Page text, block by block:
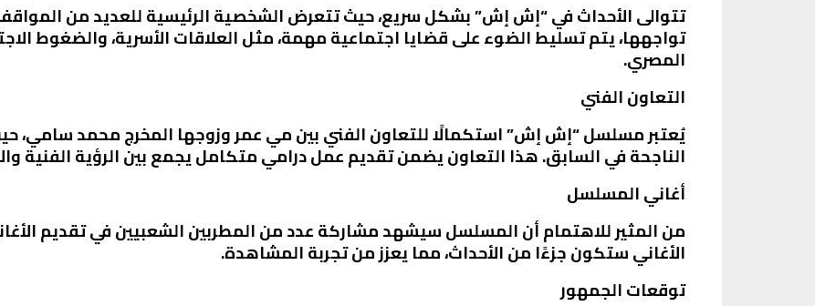
تتوالى الأحداث في “إش إش” بشكل سريع، حيث تتعرض الشخصية الرئيسية للعديد من
تواجهها، يتم تسليط الضوء على قضايا اجتماعية مهمة، مثل العلاقات الأسرية، والضغوط
المصري.
التعاون الفني
يُعتبر مسلسل “إش إش” استكمالًا للتعاون الفني بين مي عمر وزوجها المخرج محمد سامي،
الناجحة في السابق. هذا التعاون يضمن تقديم عمل درامي متكامل يجمع بين الرؤية الفنية
أغاني المسلسل
من المثير للاهتمام أن المسلسل سيشهد مشاركة عدد من المطربين الشعبيين في تقديم
الأغاني ستكون جزءًا من الأحداث، مما يعزز من تجربة المشاهدة.
توقعات الجمهور